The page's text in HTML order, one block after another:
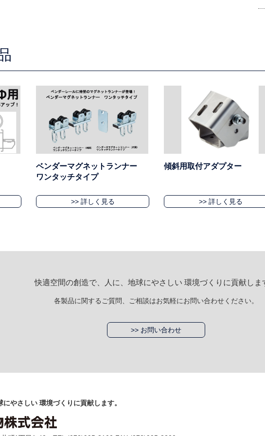
ベンダーマグネットランナー
ワンタッチタイプ
>> 詳しく見る
傾斜用取付アダプター
>> 詳しく見る
快適空間の創造で、人に、地球にやさしい 環境づくりに貢献しま
各製品に関するご質問、ご相談はお気軽にお問い合わせください。
>> お問い合わせ
やさしい 環境づくりに貢献します。